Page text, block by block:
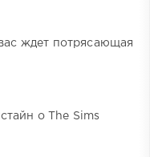
ждет потрясающая
о The Sims